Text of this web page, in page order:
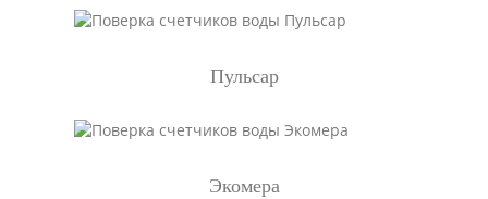
Пульсар
Экомера